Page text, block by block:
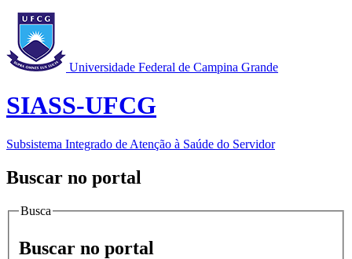
Universidade Federal de Campina Grande
SIASS-UFCG
Subsistema Integrado de Atenção à Saúde do Servidor
Buscar no portal
Busca
Buscar no portal